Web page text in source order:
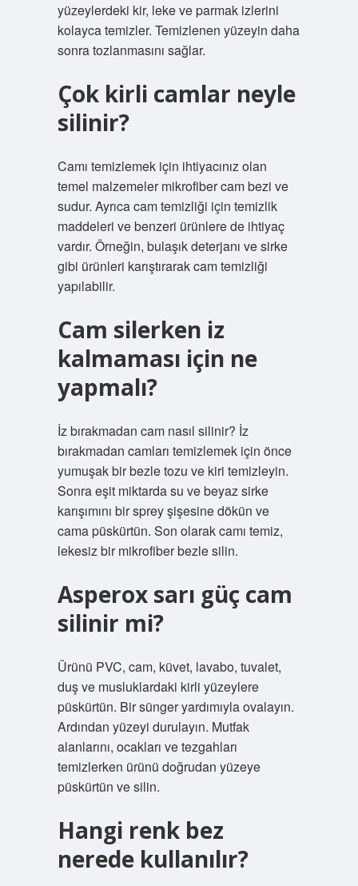
yüzeylerdeki kir, leke ve parmak izlerini
kolayca temizler. Temizlenen yüzeyin daha
sonra tozlanmasını sağlar.
Çok kirli camlar neyle
silinir?
Camı temizlemek için ihtiyacınız olan
temel malzemeler mikrofiber cam bezi ve
sudur. Ayrıca cam temizliği için temizlik
maddeleri ve benzeri ürünlere de ihtiyaç
vardır. Örneğin, bulaşık deterjanı ve sirke
gibi ürünleri karıştırarak cam temizliği
yapılabilir.
Cam silerken iz
kalmaması için ne
yapmalı?
İz bırakmadan cam nasıl silinir? İz
bırakmadan camları temizlemek için önce
yumuşak bir bezle tozu ve kiri temizleyin.
Sonra eşit miktarda su ve beyaz sirke
karışımını bir sprey şişesine dökün ve
cama püskürtün. Son olarak camı temiz,
lekesiz bir mikrofiber bezle silin.
Asperox sarı güç cam
silinir mi?
Ürünü PVC, cam, küvet, lavabo, tuvalet,
duş ve musluklardaki kirli yüzeylere
püskürtün. Bir sünger yardımıyla ovalayın.
Ardından yüzeyi durulayın. Mutfak
alanlarını, ocakları ve tezgahları
temizlerken ürünü doğrudan yüzeye
püskürtün ve silin.
Hangi renk bez
nerede kullanılır?